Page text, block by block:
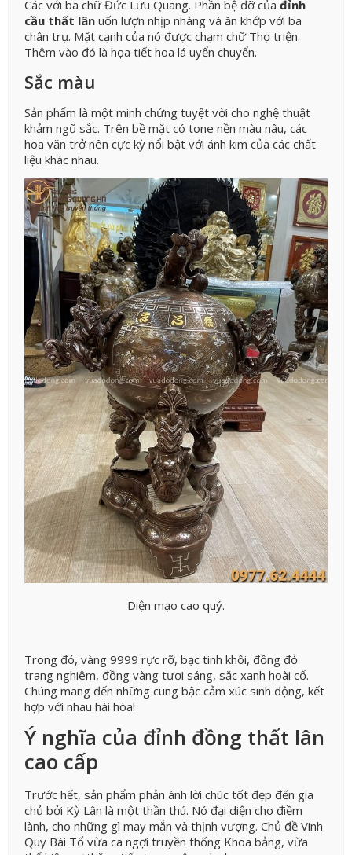
Các với ba chữ Đức Lưu Quang. Phần bệ đỡ của đỉnh
cầu thất lân uốn lượn nhịp nhàng và ăn khớp với ba
chân trụ. Mặt cạnh của nó được chạm chữ Thọ triện.
Thêm vào đó là họa tiết hoa lá uyển chuyển.
Sắc màu
Sản phẩm là một minh chứng tuyệt vời cho nghệ thuật
khảm ngũ sắc. Trên bề mặt có tone nền màu nâu, các
hoa văn trở nên cực kỳ nổi bật với ánh kim của các chất
liệu khác nhau.
Diện mạo cao quý.
Trong đó, vàng 9999 rực rỡ, bạc tinh khôi, đồng đỏ
trang nghiêm, đồng vàng tươi sáng, sắc xanh hoài cổ.
Chúng mang đến những cung bậc cảm xúc sinh động, kết
hợp với nhau hài hòa!
Ý nghĩa của đỉnh đồng thất lân
cao cấp
Trước hết, sản phẩm phản ánh lời chúc tốt đẹp đến gia
chủ bởi Kỳ Lân là một thần thú. Nó đại diện cho điềm
lành, cho những gì may mắn và thịnh vượng. Chủ đề Vinh
Quy Bái Tổ vừa ca ngợi truyền thống Khoa bảng, vừa